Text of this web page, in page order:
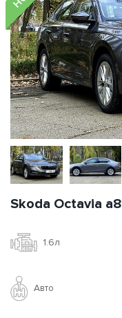
Skoda Octavia a8
1.6л
Авто